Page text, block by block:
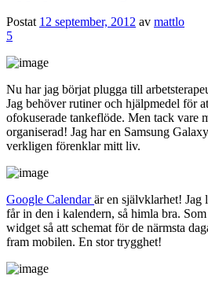
Postat 12 september, 2012 av mattlo
5
Nu har jag börjat plugga till
Jag behöver rutiner och hjälpmedel för
ofokuserade tankeflöde. Men tack vare
organiserad! Jag har en Samsung
verkligen förenklar mitt liv.
Google Calendarär en självklarhet! Jag
får in den i kalendern, så himla bra.
widget så att schemat för de närmsta
fram mobilen. En stor trygghet!